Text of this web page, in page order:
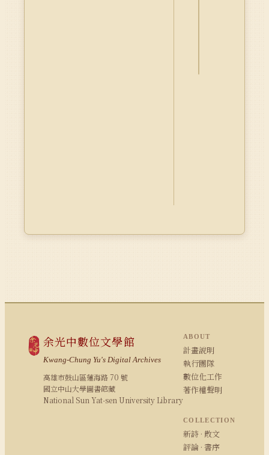
余光中數位文學館
Kwang-Chung Yu's Digital Archives
高雄市鼓山區蓮海路 70 號
國立中山大學圖書館藏
National Sun Yat-sen University Library
ABOUT
計畫說明
執行團隊
數位化工作
著作權聲明
COLLECTION
新詩 · 散文
評論 · 書序